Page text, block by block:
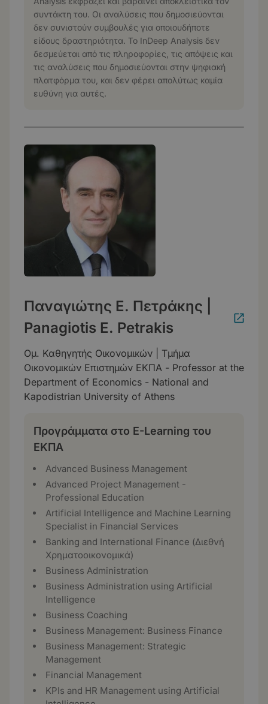
συντάκτη του. Οι αναλύσεις που δημοσιεύονται
δεν συνιστούν συμβουλές για οποιουδήποτε
είδους δραστηριότητα. Το InDeep Analysis δεν
δεσμεύεται από τις πληροφορίες, τις απόψεις και
τις αναλύσεις που δημοσιεύονται στην ψηφιακή
πλατφόρμα του, και δεν φέρει απολύτως καμία
ευθύνη για αυτές.
Παναγιώτης Ε. Πετράκης |
Panagiotis E. Petrakis
Ομ. Καθηγητής Οικονομικών | Τμήμα
Οικονομικών Επιστημών ΕΚΠΑ - Professor at the
Department of Economics - National and
Kapodistrian University of Athens
Προγράμματα στο E-Learning του
ΕΚΠΑ
Advanced Business Management
Advanced Project Management -
Professional Education
Artificial Intelligence and Machine Learning
Specialist in Financial Services
Banking and International Finance (Διεθνή
Χρηματοοικονομικά)
Business Administration
Business Administration using Artificial
Intelligence
Business Coaching
Business Management: Business Finance
Business Management: Strategic
Management
Financial Management
KPIs and HR Management using Artificial